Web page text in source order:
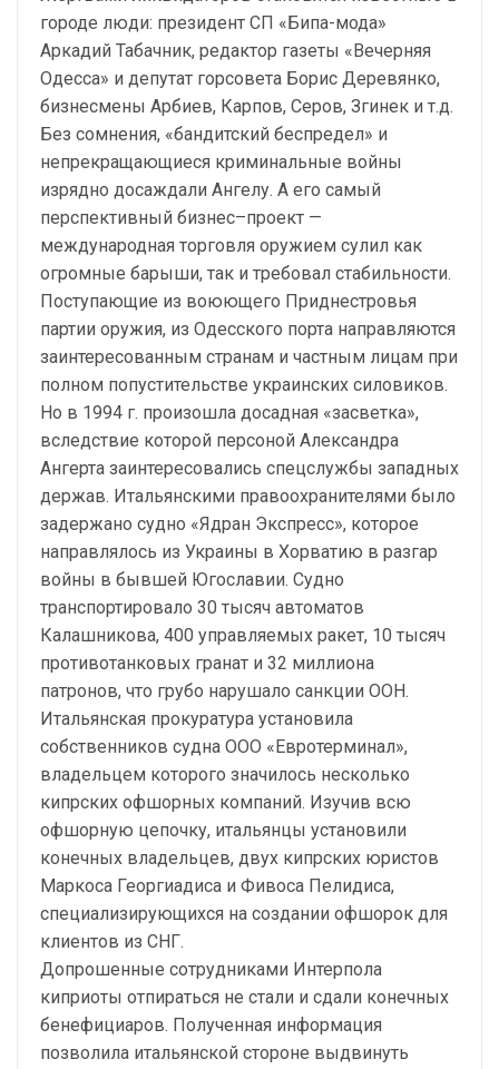
городе люди: президент СП «Бипа-мода»
Аркадий Табачник, редактор газеты «Вечерняя
Одесса» и депутат горсовета Борис Деревянко,
бизнесмены Арбиев, Карпов, Серов, Згинек и т.д.
Без сомнения, «бандитский беспредел» и
непрекращающиеся криминальные войны
изрядно досаждали Ангелу. А его самый
перспективный бизнес–проект —
международная торговля оружием сулил как
огромные барыши, так и требовал стабильности.
Поступающие из воюющего Приднестровья
партии оружия, из Одесского порта направляются
заинтересованным странам и частным лицам при
полном попустительстве украинских силовиков.
Но в 1994 г. произошла досадная «засветка»,
вследствие которой персоной Александра
Ангерта заинтересовались спецслужбы западных
держав. Итальянскими правоохранителями было
задержано судно «Ядран Экспресс», которое
направлялось из Украины в Хорватию в разгар
войны в бывшей Югославии. Судно
транспортировало 30 тысяч автоматов
Калашникова, 400 управляемых ракет, 10 тысяч
противотанковых гранат и 32 миллиона
патронов, что грубо нарушало санкции ООН.
Итальянская прокуратура установила
собственников судна ООО «Евротерминал»,
владельцем которого значилось несколько
кипрских офшорных компаний. Изучив всю
офшорную цепочку, итальянцы установили
конечных владельцев, двух кипрских юристов
Маркоса Георгиадиса и Фивоса Пелидиса,
специализирующихся на создании офшорок для
клиентов из СНГ.
Допрошенные сотрудниками Интерпола
киприоты отпираться не стали и сдали конечных
бенефициаров. Полученная информация
позволила итальянской стороне выдвинуть